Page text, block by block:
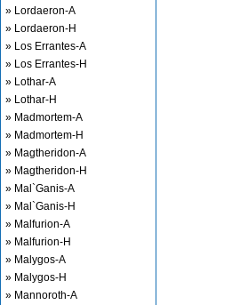
» Lordaeron-A
» Lordaeron-H
» Los Errantes-A
» Los Errantes-H
» Lothar-A
» Lothar-H
» Madmortem-A
» Madmortem-H
» Magtheridon-A
» Magtheridon-H
» Mal`Ganis-A
» Mal`Ganis-H
» Malfurion-A
» Malfurion-H
» Malygos-A
» Malygos-H
» Mannoroth-A